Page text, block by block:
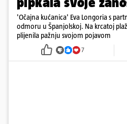
'Očajna kućanica' Eva Longoria s
odmoru u Španjolskoj. Na krcatoj
plijenila pažnju svojom pojavom
7